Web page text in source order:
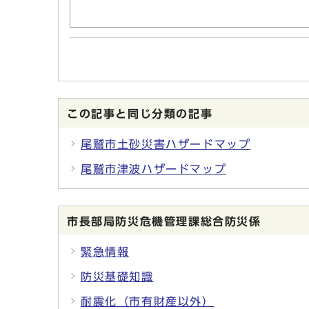
この記事と同じ分類の記事
尾鷲市土砂災害ハザードマップ
尾鷲市津波ハザードマップ
市長部局防災危機管理課総合防災係
緊急情報
防災基礎知識
耐震化（市有財産以外）